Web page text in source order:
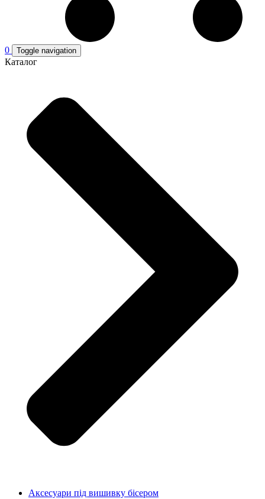
0 Toggle navigation
Каталог
Аксесуари під вишивку бісером